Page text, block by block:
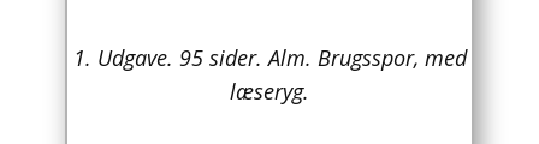
Arkæologi
1. Udgave. 95 sider. Alm. Brugsspor, med
læseryg.